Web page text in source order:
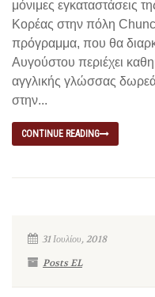
μόνιμες εγκαταστάσεις
Κορέας στην πόλη
πρόγραμμα, που θα
Αυγούστου περιέχει
αγγλικής γλώσσας
στην...
CONTINUE READING
31 Ιουλίου, 2018
Posts EL